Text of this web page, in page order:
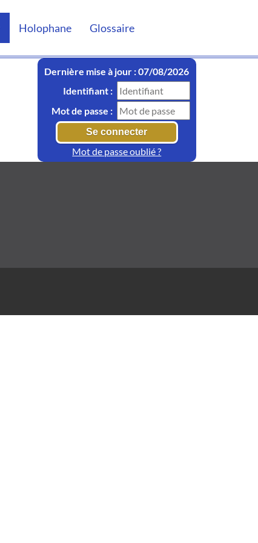
Holophane Glossaire
Dernière mise à jour : 07/08/2026
Identifiant :
Mot de passe :
Mot de passe oublié ?